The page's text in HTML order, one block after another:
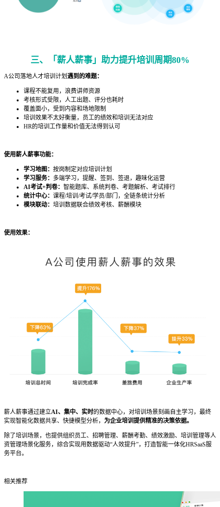
三、「薪人薪事」助力提升培训周期80%
A公司落地人才培训计划 遇到的难题：
课程不能复用，浪费讲师资源
考核形式受限，人工出题、评分也耗时
覆盖面小，受到内容和场地限制
培训效果不太好衡量，员工的绩效和培训无法对应
HR的培训工作量和价值无法得到认可
使用薪人薪事功能：
学习地图： 按岗制定对应培训计划
学习服务： 多端学习，提醒、签到、签退，趣味化运营
AI考试+判卷： 智能题库、系统判卷、考题解析、考试排行
统计中心： 课程/培训/考试/学员/部门，全链条统计分析
模块联动： 培训数据联合绩效考核、薪酬模块
使用效果：
薪人薪事通过建立AI、集中、实时的数据中心，对培训场景刻画自主学习，最终
实现智能化数据共享、快捷模型分析， 为企业培训提供精准的决策依据。
除了培训场景，也提供组织员工、招聘管理、薪酬考勤、绩效激励、培训管理等人
资管理场景化服务，综合实现用数据驱动“人效提升”，打造智能一体化HRSaaS服
务平台。
相关推荐